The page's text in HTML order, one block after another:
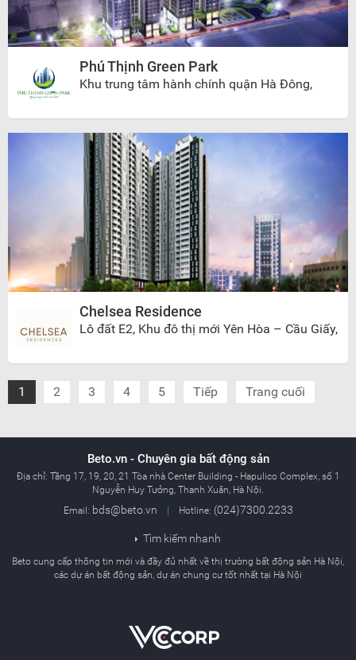
Phú Thịnh Green Park
Khu trung tâm hành chính quận Hà Đông,
Chelsea Residence
Lô đất E2, Khu đô thị mới Yên Hòa – Cầu Giấy,
1 2 3 4 5 Tiếp Trang cuối
Beto.vn - Chuyên gia bất động sản
Địa chỉ: Tầng 17, 19, 20, 21 Tòa nhà Center Building - Hapulico Complex, số 1
Nguyễn Huy Tưởng, Thanh Xuân, Hà Nội.
Email: bds@beto.vn Hotline: (024)7300.2233
 Tìm kiếm nhanh
Beto cung cấp thông tin mới và đầy đủ nhất về thị trường bất động sản Hà Nội,
các dự án bất động sản, dự án chung cư tốt nhất tại Hà Nội